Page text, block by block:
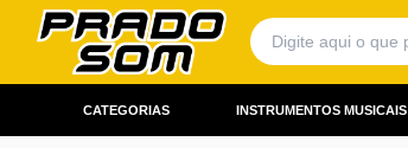
CATEGORIAS INSTRUMENTOS MUSICAIS